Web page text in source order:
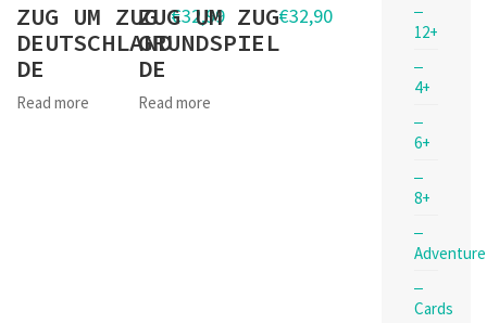
ZUG UM ZUG
DEUTSCHLAND
DE
Read more
€32,99
ZUG UM ZUG
GRUNDSPIEL
DE
Read more
€32,90
12+
4+
6+
8+
Adventure
Cards